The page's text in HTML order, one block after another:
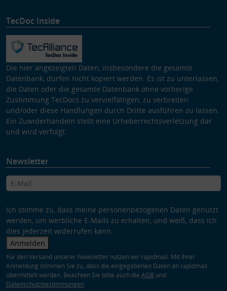
TecDoc Inside
Die hier angezeigten Daten, insbesondere die gesamte
Datenbank, dürfen nicht kopiert werden. Es ist zu unterlassen,
die Daten oder die gesamte Datenbank ohne vorherige
Zustimmung TecDocs zu vervielfältigen, zu verbreiten
und/oder diese Handlungen durch Dritte ausführen zu lassen.
Ein Zuwiderhandeln stellt eine Urheberrechtsverletzung dar
und wird verfolgt.
Newsletter
Ich stimme zu, dass meine personenbezogenen Daten genutzt
werden, um werbliche E-Mails zu erhalten, und weiß, dass ich
dies jederzeit widerrufen kann.
Anmelden
Für den Versand unserer Newsletter nutzen wir rapidmail. Mit Ihrer
Anmeldung stimmen Sie zu, dass die eingegebenen Daten an rapidmail
übermittelt werden. Beachten Sie bitte auch die AGB und
Datenschutzbestimmungen.